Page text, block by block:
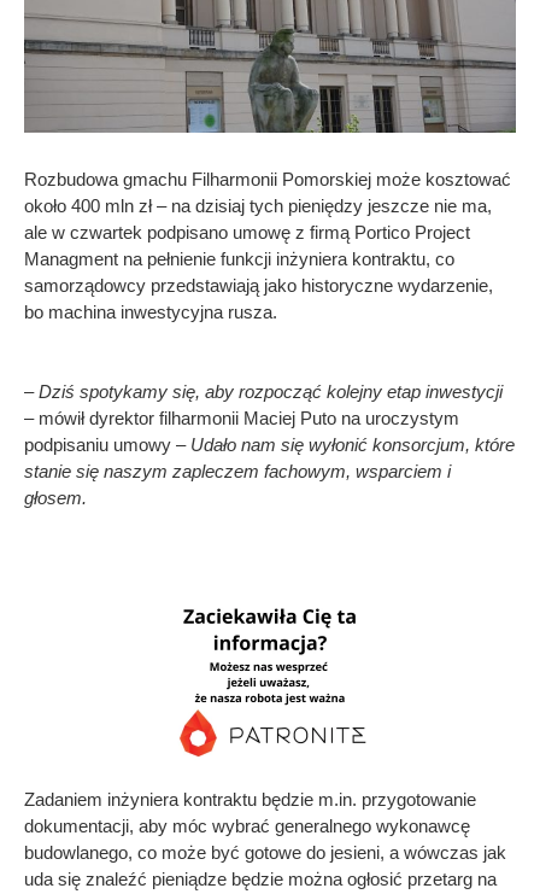
Rozbudowa gmachu Filharmonii Pomorskiej może kosztować
około 400 mln zł – na dzisiaj tych pieniędzy jeszcze nie ma,
ale w czwartek podpisano umowę z firmą Portico Project
Managment na pełnienie funkcji inżyniera kontraktu, co
samorządowcy przedstawiają jako historyczne wydarzenie,
bo machina inwestycyjna rusza.
– Dziś spotykamy się, aby rozpocząć kolejny etap inwestycji
– mówił dyrektor filharmonii Maciej Puto na uroczystym
podpisaniu umowy – Udało nam się wyłonić konsorcjum, które
stanie się naszym zapleczem fachowym, wsparciem i
głosem.
Zadaniem inżyniera kontraktu będzie m.in. przygotowanie
dokumentacji, aby móc wybrać generalnego wykonawcę
budowlanego, co może być gotowe do jesieni, a wówczas jak
uda się znaleźć pieniądze będzie można ogłosić przetarg na